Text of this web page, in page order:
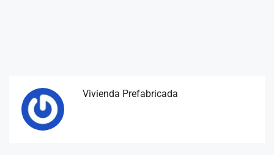
Vivienda Prefabricada